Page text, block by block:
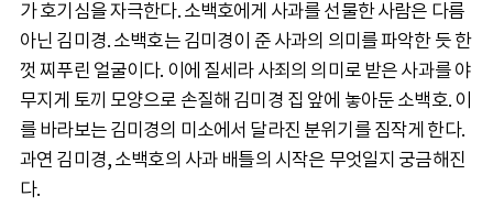
가 호기심을 자극한다. 소백호에게 사과를 선물한 사람은 다름
아닌 김미경. 소백호는 김미경이 준 사과의 의미를 파악한 듯 한
껏 찌푸린 얼굴이다. 이에 질세라 사죄의 의미로 받은 사과를 야
무지게 토끼 모양으로 손질해 김미경 집 앞에 놓아둔 소백호. 이
를 바라보는 김미경의 미소에서 달라진 분위기를 짐작게 한다.
과연 김미경, 소백호의 사과 배틀의 시작은 무엇일지 궁금해진
다.